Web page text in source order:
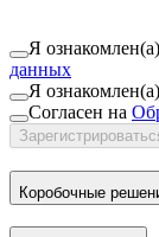
Я
данных
Я
Согласен на
Коробочные